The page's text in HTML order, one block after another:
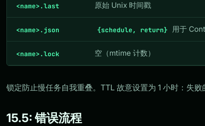
<name>.last 原始 Unix 时间戳
<name>.json {schedule, return} 用于
<name>.lock 空（mtime 计数）
锁定防止慢任务自我重叠。TTL 故意设置为 1 小时：失
15.5: 错误流程